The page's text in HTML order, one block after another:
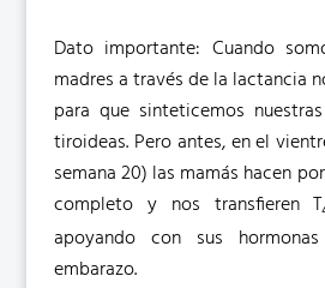
Dato importante: Cuando
madres a través de la lactancia
para que sinteticemos
tiroideas. Pero antes, en el
semana 20) las mamás hacen
completo y nos transfieren T
apoyando con sus
embarazo.